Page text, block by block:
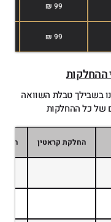
99 ₪
99 ₪
ההחלקות
בשבילך טבלת השוואה
של כל ההחלקות
החלקת קראטין